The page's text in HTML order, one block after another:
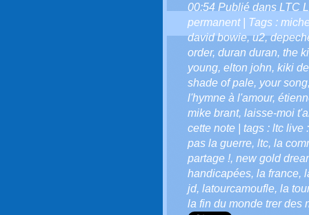
00:54 Publié dans LTC
permanent| Tags :
david bowie,u2,
order, duran duran, the
young, elton john, kiki
shade of pale, your song
l'hymne à l'amour,
mike brant, laisse-moi
cette note | tags : ltc live
pas la guerre, ltc, la
partage !, new gold
handicapées, la france,
jd, latourcamoufle, la
la fin du monde trer des